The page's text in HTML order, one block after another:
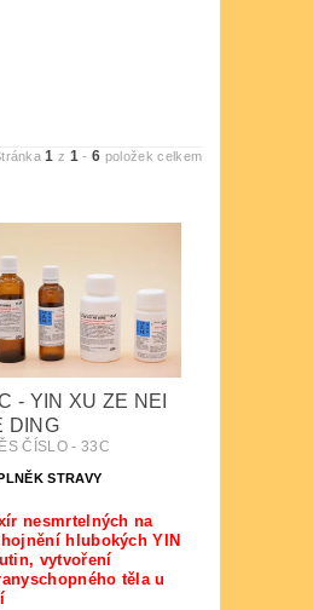
1 z 1 -6 položek celkem
- YIN XU ZE NEI
DING
ČÍSLO - 33C
STRAVY
nesmrtelných na
hlubokých YIN
vytvoření
těla u